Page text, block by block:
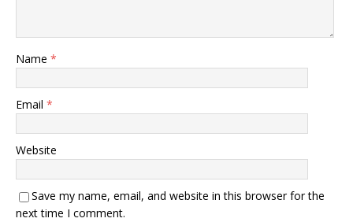
Name *
Email *
Website
Save my name, email, and website in this browser for the
next time I comment.